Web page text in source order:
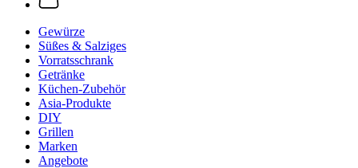
Gewürze
Süßes & Salziges
Vorratsschrank
Getränke
Küchen-Zubehör
Asia-Produkte
DIY
Grillen
Marken
Angebote